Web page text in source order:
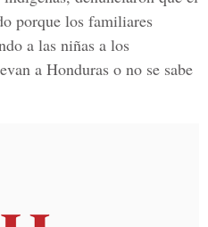
porque los familiares
a las niñas a los
a Honduras o no se sabe